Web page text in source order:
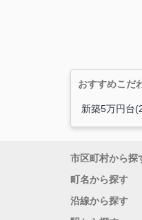
おすすめこだ
新築5万円台
市区町村から探
町名から探す
沿線から探す